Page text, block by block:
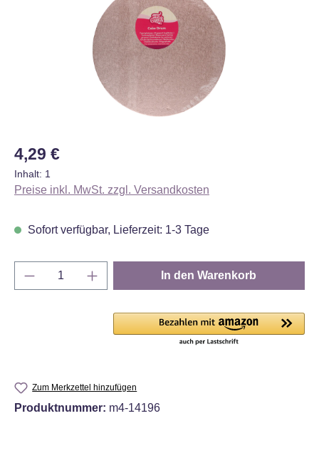
Regulärer Preis:
4,29 €
Inhalt: 1
Preise inkl. MwSt. zzgl. Versandkosten
Sofort verfügbar, Lieferzeit: 1-3 Tage
Produkt Anzahl: Gib den gewünschten
In den Warenkorb
Zum Merkzettel hinzufügen
Produktnummer: m4-14196